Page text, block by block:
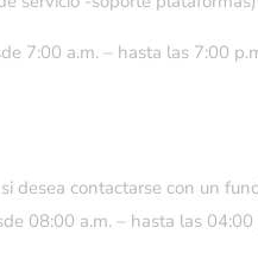
7:00 a.m. – hasta las 7:00
desea contactarse con un
08:00 a.m. – hasta las 04:00